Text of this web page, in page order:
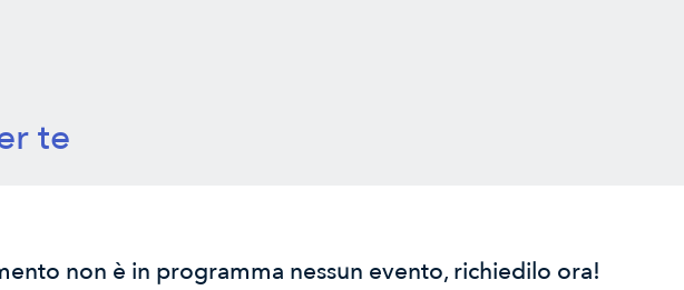
te
non è in programma nessun evento, richiedilo ora!